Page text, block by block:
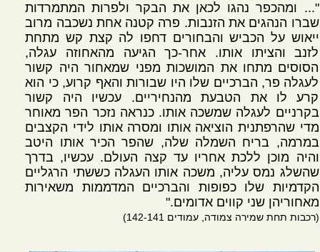
"... ומהכפר נהגו לכאן את הבקר ולפרות המתמרדות
שברו הנהגים את הזנבות. פרה קטנה אחת נשכבה מרוב
ייאוש על הכביש והבחורים דחפו לה קצת קש מתחת
לזנב והציתו אותו. אחר-כך הגיעה מהאחוזה עגלה,
הסוסים מתחו את המושכות מפני שמאחור היה קשור
לעגלה פר, הברכיים שלו היו שבורות והאף קרוע, כי הוא
קרע לו את הטבעת מהנחיריים. עכשיו היה קשור
בקרניים לעגלה שמשכה אותו. כנראה נזכר הפר מאוחר
מדי שהרפתנית הוציאה אותו ומסרה אותו לידי הקצבים
במרמה, בריח השמלה שלה, שהפר הכיר אותו היטב
והיה מוכן ללכת אחריו עד קצה העולם. עכשיו, בדרך
שהשלג נמס עליה, משכה אותו העגלה כששתי הרגליים
הקדמיות שלו כפופות והברכיים המדממות משאירות
מאחוריהן שני קווים אדומים."
(רכבות תחת שמירה צמודה, עמודים 142-141)